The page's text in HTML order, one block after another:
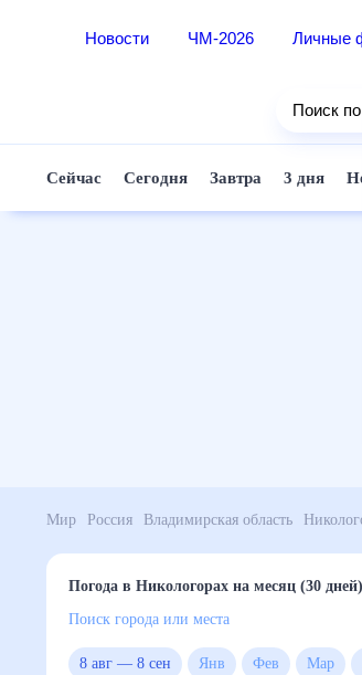
Новости ЧМ-2026 Личные
Поиск
Сейчас Сегодня Завтра 3 дня
Мир Россия Владимирская область
Погода в Никологорах на месяц
Поиск города или места
8 авг— 8 сен Янв Фев